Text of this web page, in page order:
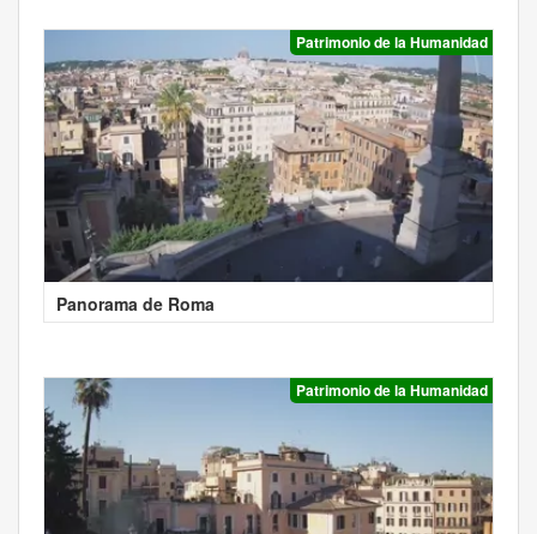
Patrimonio de la Humanidad
Panorama de Roma
Patrimonio de la Humanidad